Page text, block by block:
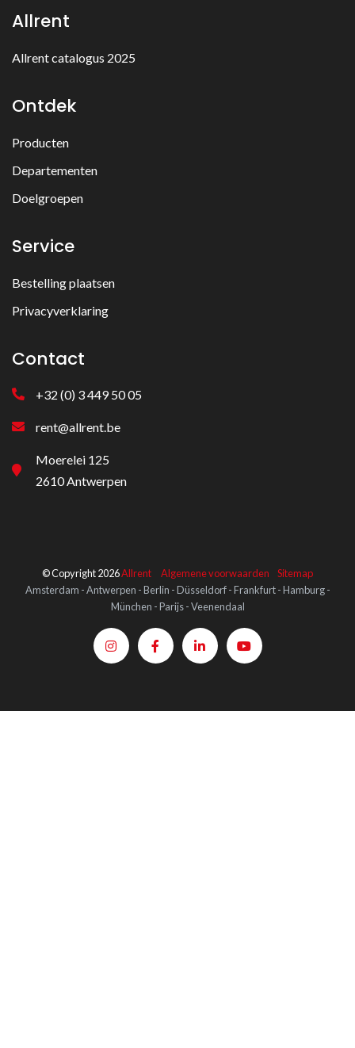
Allrent
Allrent catalogus 2025
Ontdek
Producten
Departementen
Doelgroepen
Service
Bestelling plaatsen
Privacyverklaring
Contact
+32 (0) 3 449 50 05
rent@allrent.be
Moerelei 125
2610 Antwerpen
© Copyright 2026Allrent Algemene voorwaarden
Sitemap
Amsterdam - Antwerpen - Berlin - Düsseldorf - Frankfurt - Hamburg -
München - Parijs - Veenendaal